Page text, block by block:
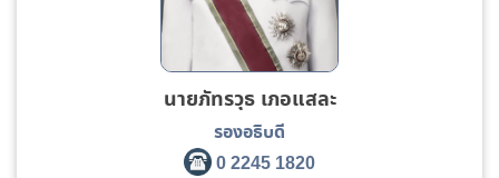
นายภัทรวุธ เภอแสละ
รองอธิบดี
0 2245 1820